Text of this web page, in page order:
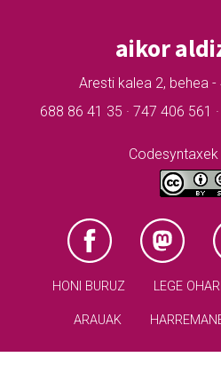
aikor
Aresti kalea 2, behea
688 86 41 35 · 747 406 561
HONI BURUZ LEGE
ARAUAK